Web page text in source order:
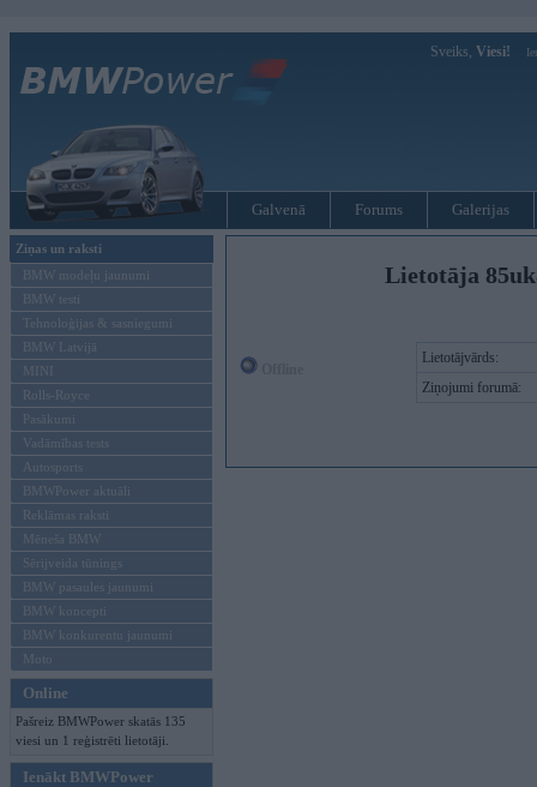
Sveiks, Viesi!
Galvenā Forums Galerijas
Ziņas un raksti
BMW modeļu jaunumi
BMW testi
Tehnoloģijas & sasniegumi
BMW Latvijā
MINI
Rolls-Royce
Pasākumi
Vadāmības tests
Autosports
BMWPower aktuāli
Reklāmas raksti
Mēneša BMW
Sērijveida tūnings
BMW pasaules jaunumi
BMW koncepti
BMW konkurentu jaunumi
Moto
Online
Pašreiz BMWPower skatās 135
viesi un 1 reģistrēti lietotāji.
Ienākt BMWPower
Lietotāja
Lietotājvārds:
Ziņojumi forumā: